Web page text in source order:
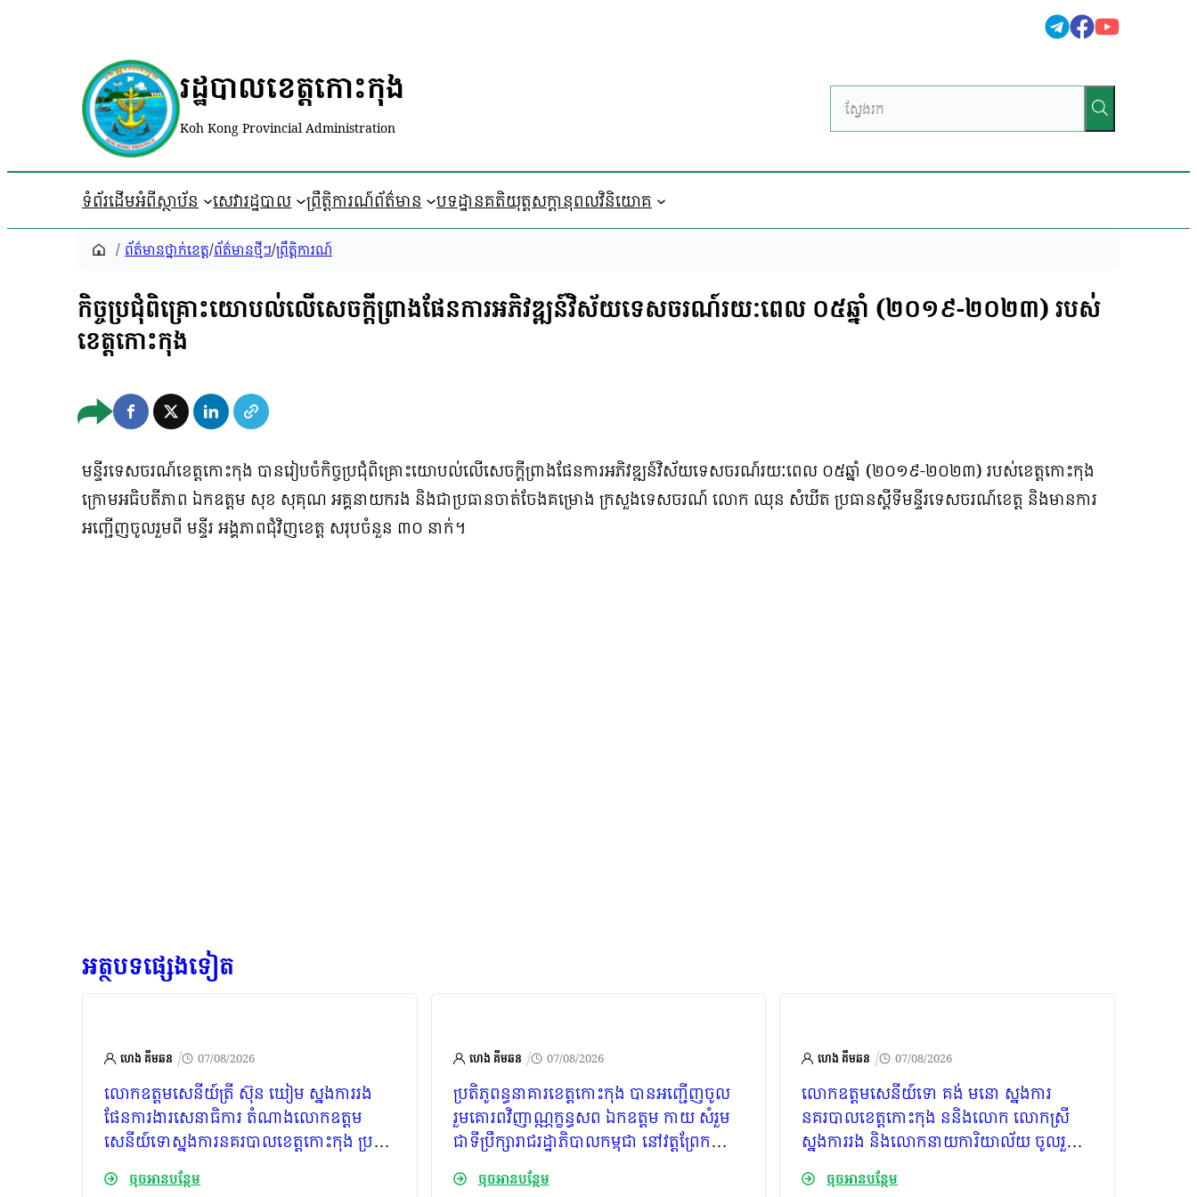
រដ្ឋបាលខេត្តកោះកុង
Koh Kong Provincial Administration
ទំព័រដើមអំពីស្ថាប័ន សេវារដ្ឋបាល ព្រឹត្តិការណ៍ព័ត៌មាន បទដ្ឋានគតិយុត្ត​សក្តានុពលវិនិយោគ
/ ព័ត៌មានថ្នាក់ខេត្ត/ព័ត៌មានថ្មីៗ/ព្រឹត្តិការណ៍
កិច្ចប្រជុំពិគ្រោះយោបល់លើសេចក្តីព្រាងផែនការអភិវឌ្ឍន៍វិស័យទេសចរណ៍រយៈពេល ០៥ឆ្នាំ (២០១៩-២០២៣) របស់
ខេត្តកោះកុង
មន្ទីរទេសចរណ៍ខេត្តកោះកុង បានរៀបចំកិច្ចប្រជុំពិគ្រោះយោបល់លើសេចក្តីព្រាងផែនការអភិវឌ្ឍន៍វិស័យទេសចរណ៍រយៈពេល ០៥ឆ្នាំ (២០១៩-២០២៣) របស់ខេត្តកោះកុង
ក្រោមអធិបតីភាព ឯកឧត្តម សុខ សុគុណ អគ្គនាយករង និងជាប្រធានចាត់ចែងគម្រោង ក្រសួងទេសចរណ៍ លោក ឈុន សំឃីត ប្រធានស្តីទីមន្ទីរទេសចរណ៍ខេត្ត និងមានការ
អញ្ជើញចូលរួមពី មន្ទីរ អង្គភាពជុំវិញខេត្ត សរុបចំនួន ៣០ នាក់។
អត្ថបទផ្សេងទៀត
ហេង គីមឆន / 07/08/2026
លោក​ឧត្ដមសេនីយ៍​ត្រី​ ស៊ុន​ ឃៀម​​ ស្នងការ​រង​
ផែនការ​ងារ​សេនាធិការ​ តំណាង​លោក​ឧត្ដម
សេនីយ៍​ទោស្នងការ​នគរបាល​ខេត្ត​កោះកុង​ ប្រជុំ​
ណែនាំ​ការងារ​ចាំបាច់​មួយ​ចំនួន​ ដល់​លោក​
អធិការ​រងនគរបាល​ទាំង​ ៧​ ក្រុង​ស្រុក​ និង​លោក​
ចុចអានបន្ថែម
ហេង គីមឆន / 07/08/2026
ប្រតិភូពន្ធនាគារខេត្តកោះកុង បានអញ្ជើញចូល
រួមគោរពវិញាណ្ណក្ខន្ធសព ឯកឧត្ដម កាយ សំរួម
ជាទីប្រឹក្សារាជរដ្ឋាភិបាលកម្ពុជា​ នៅ​វត្ត​ព្រែក​
ស្វាយ​ ស្ថិត​ក្នុង​សង្កាត់​ស្ទឹង​វែង​ ក្រុង​ខេមរភូមិន្ទ​
និងសាររំលែកទុក្ខ ជូនដល់គ្រួសារ​
ចុចអានបន្ថែម
ហេង គីមឆន / 07/08/2026
លោក​ឧត្ដមសេនីយ៍​ទោ​ គង់​ មនោ​ ស្នងការ​
នគរបាល​ខេត្ត​កោះកុង​ ននិងលោក លោក​ស្រី​
ស្នងការ​រង និងលោក​នាយ​ការិយាល័យ​ ចូលរួម
គោរពវិញាណ្ណក្ខន្ធសព ឯកឧត្ដម កាយ សំរួម
ជាទីប្រឹក្សារាជរដ្ឋាភិបាលកម្ពុជា​ នៅ​វត្ត​ព្រែក​
ចុចអានបន្ថែម